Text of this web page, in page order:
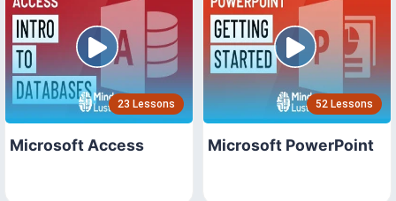
23 Lessons
Microsoft Access
52 Lessons
Microsoft PowerPoint